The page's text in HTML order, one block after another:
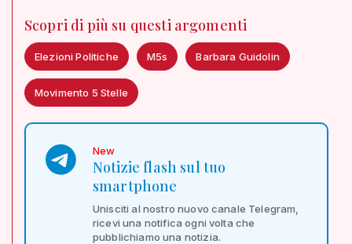
Scopri di più su questi argomenti
Elezioni Politiche M5s Barbara Guidolin
Movimento 5 Stelle
New
Notizie flash sul tuo
smartphone
Unisciti al nostro nuovo canale Telegram,
ricevi una notifica ogni volta che
pubblichiamo una notizia.